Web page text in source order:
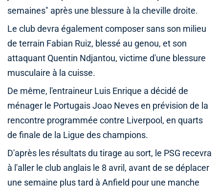
semaines" après une blessure à la cheville droite.
Le club devra également composer sans son milieu
de terrain Fabian Ruiz, blessé au genou, et son
attaquant Quentin Ndjantou, victime d'une blessure
musculaire à la cuisse.
De même, l'entraineur Luis Enrique a décidé de
ménager le Portugais Joao Neves en prévision de la
rencontre programmée contre Liverpool, en quarts
de finale de la Ligue des champions.
D'après les résultats du tirage au sort, le PSG recevra
à l'aller le club anglais le 8 avril, avant de se déplacer
une semaine plus tard à Anfield pour une manche